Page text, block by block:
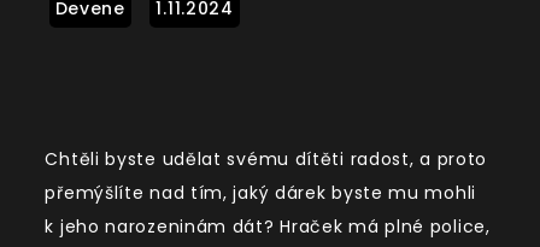
Chtěli byste udělat svému dítěti radost, a proto
přemýšlíte nad tím, jaký dárek byste mu mohli
k jeho narozeninám dát? Hraček má plné police,